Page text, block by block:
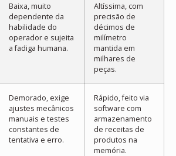
Baixa, muito
dependente da
habilidade do
operador e sujeita
a fadiga humana.
Altíssima, com
precisão de
décimos de
milímetro
mantida em
milhares de
peças.
Demorado, exige
ajustes mecânicos
manuais e testes
constantes de
tentativa e erro.
Rápido, feito via
software com
armazenamento
de receitas de
produtos na
memória.